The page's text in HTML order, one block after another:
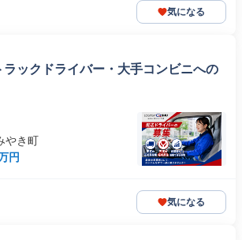
気になる
ックドライバー・大手コンビニへの
やき町
円
気になる